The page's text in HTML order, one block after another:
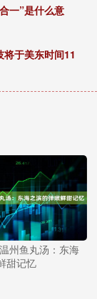
一”是什么意
于美东时间11
州鱼丸汤：东海
甜记忆